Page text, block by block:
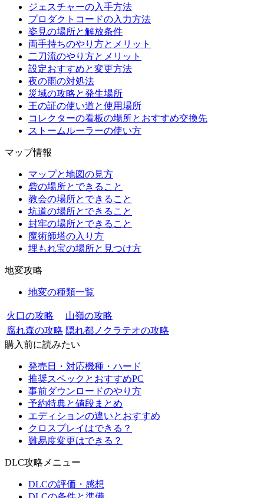
ジェスチャーの入手方法
プロダクトコードの入力方法
姿見の場所と解放条件
両手持ちのやり方とメリット
二刀流のやり方とメリット
設定おすすめと変更方法
夜の雨の対処法
災域の攻略と発生場所
王の証の使い道と使用場所
コレクターの看板の場所とおすすめ交換先
ストームルーラーの使い方
マップ情報
マップと地図の見方
砦の場所とできること
教会の場所とできること
坑道の場所とできること
封牢の場所とできること
魔術師塔の入り方
埋もれ宝の場所と見つけ方
地変攻略
地変の種類一覧
火口の攻略
山嶺の攻略
腐れ森の攻略 隠れ都ノクラテオの攻略
購入前に読みたい
発売日・対応機種・ハード
推奨スペックとおすすめPC
事前ダウンロードのやり方
予約特典と値段まとめ
エディションの違いとおすすめ
クロスプレイはできる？
難易度変更はできる？
DLC攻略メニュー
DLCの評価・感想